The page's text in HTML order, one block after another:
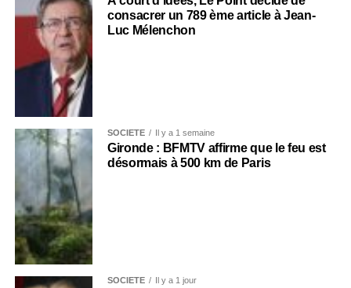
consacrer un 789 ème article à Jean-
Luc Mélenchon
SOCIÉTÉ Il y a 1 semaine
Gironde : BFMTV affirme que le feu est
désormais à 500 km de Paris
SOCIÉTÉ Il y a 1 jour